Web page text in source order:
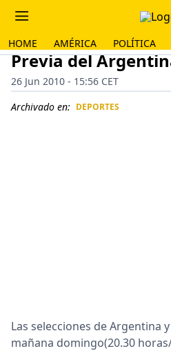
HOME AMÉRICA POLÍTICA
Previa del
26 Jun 2010 - 15:56 CET
Archivado en: DEPORTES
Las selecciones de Argentina
mañana domingo(20.30